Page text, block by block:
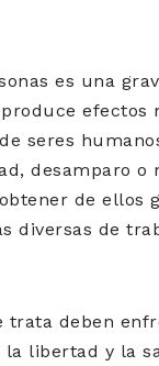
es una
efectos
seres
desamparo o
de ellos
diversas de
trata deben
la libertad y la